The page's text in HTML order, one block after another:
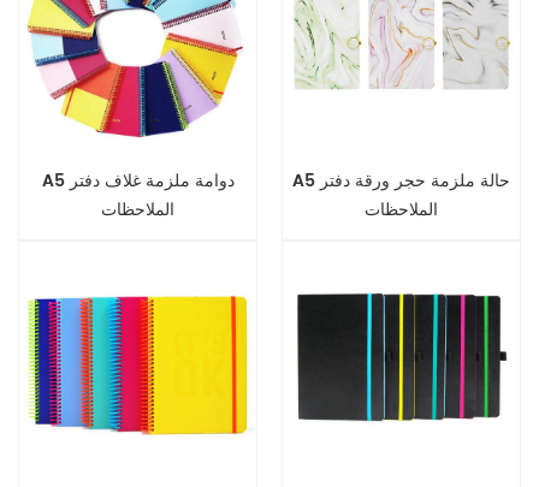
A5 دوامة ملزمة غلاف دفتر
الملاحظات
A5 حالة ملزمة حجر ورقة دفتر
الملاحظات